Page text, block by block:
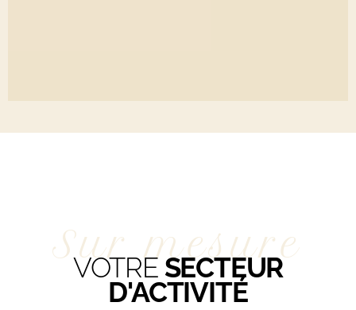
Sur mesure
VOTRE SECTEUR
D'ACTIVITÉ